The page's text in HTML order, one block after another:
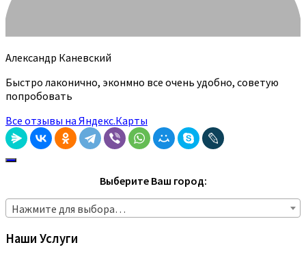
Александр Каневский
Быстро лаконично, эконмно все очень удобно, советую
попробовать
Все отзывы на Яндекс.Карты
Выберите Ваш город:
Нажмите для выбора…
Наши Услуги